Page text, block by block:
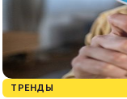
ТРЕНДЫ